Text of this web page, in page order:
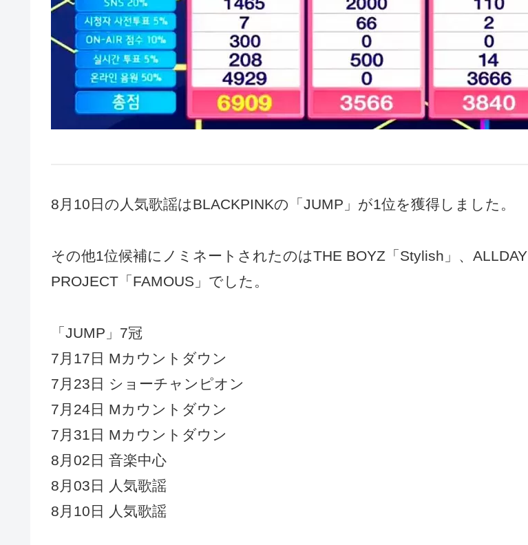
8月10日の人気歌謡はBLACKPINKの「JUMP」が1位を獲得しました。
その他1位候補にノミネートされたのはTHE BOYZ「Stylish」、ALLDAY
PROJECT「FAMOUS」でした。
「JUMP」7冠
7月17日 Mカウントダウン
7月23日 ショーチャンピオン
7月24日 Mカウントダウン
7月31日 Mカウントダウン
8月02日 音楽中心
8月03日 人気歌謡
8月10日 人気歌謡